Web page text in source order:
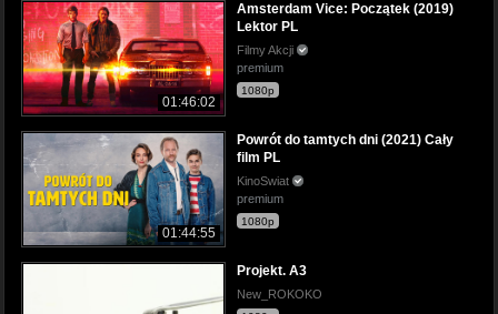
01:46:02
Amsterdam Vice: Początek (2019)
Lektor PL
Filmy Akcji
premium
1080p
01:44:55
Powrót do tamtych dni (2021) Cały
film PL
KinoSwiat
premium
1080p
Projekt. A3
New_ROKOKO